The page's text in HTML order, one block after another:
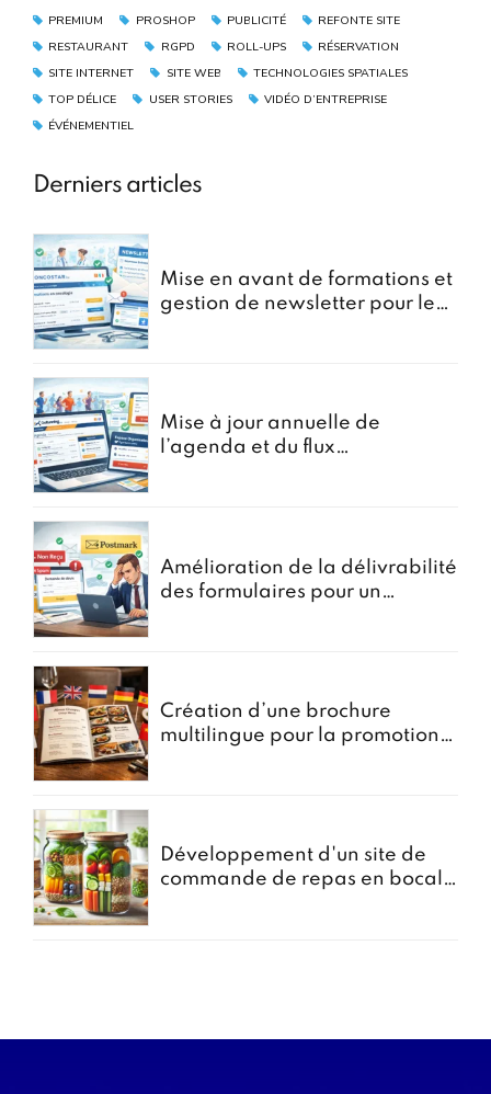
PREMIUM
PROSHOP PUBLICITÉ
REFONTE SITE
RESTAURANT
RGPD ROLL-UPS
RÉSERVATION
SITE INTERNET
SITE WEB
TECHNOLOGIES SPATIALES
TOP DÉLICE
USER STORIES
VIDÉO D’ENTREPRISE
ÉVÉNEMENTIEL
Derniers articles
Mise en avant de formations et
gestion de newsletter pour le
Mise à jour annuelle de
l’agenda et du flux
Amélioration de la délivrabilité
des formulaires pour un
Création d’une brochure
multilingue pour la promotion
Développement d'un site de
commande de repas en bocal -